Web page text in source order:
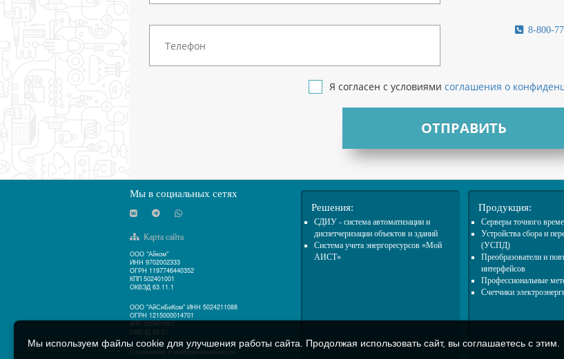
8-800-
Я согласен с условиями соглашения о
ОТПРАВИТЬ
Мы в социальных сетях
Карта сайта
ООО "Айком"
ИНН 9702002333
ОГРН 1197746440352
КПП 502401001
ОКВЭД 63.11.1
ООО "АйСиБиКом" ИНН 5024211088
ОГРН 1215000014701
КПП 502401001
ОКВЭД 62.01
Соглашение о конфиденциальности
Решения:
СДИУ - система автоматизации и
диспетчеризации объектов и зданий
Система учета энергоресурсов «Мой
АИСТ»
Продукция:
Cерверы точного
Устройства сбора и
(УСПД)
Преобразователи и
интерфейсов
Профессиональные
Счетчики
Мы используем файлы cookie для улучшения работы сайта. Продолжая использовать сайт, вы соглашаетесь с этим.